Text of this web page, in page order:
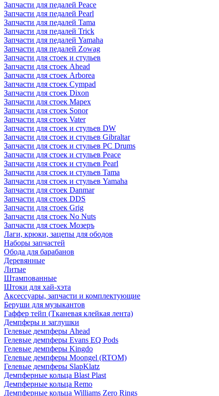
Запчасти для педалей Peace
Запчасти для педалей Pearl
Запчасти для педалей Tama
Запчасти для педалей Trick
Запчасти для педалей Yamaha
Запчасти для педалей Zowag
Запчасти для стоек и стульев
Запчасти для стоек Ahead
Запчасти для стоек Arborea
Запчасти для стоек Cympad
Запчасти для стоек Dixon
Запчасти для стоек Mapex
Запчасти для стоек Sonor
Запчасти для стоек Vater
Запчасти для стоек и стульев DW
Запчасти для стоек и стульев Gibraltar
Запчасти для стоек и стульев PC Drums
Запчасти для стоек и стульев Peace
Запчасти для стоек и стульев Pearl
Запчасти для стоек и стульев Tama
Запчасти для стоек и стульев Yamaha
Запчасти для стоек Danmar
Запчасти для стоек DDS
Запчасти для стоек Grig
Запчасти для стоек No Nuts
Запчасти для стоек Мозеръ
Лаги, крюки, зацепы для ободов
Наборы запчастей
Обода для барабанов
Деревянные
Литые
Штампованные
Штоки для хай-хэта
Аксессуары, запчасти и комплектующие
Беруши для музыкантов
Гаффер тейп (Тканевая клейкая лента)
Демпферы и заглушки
Гелевые демпферы Ahead
Гелевые демпферы Evans EQ Pods
Гелевые демпферы Kingdo
Гелевые демпферы Moongel (RTOM)
Гелевые демпферы SlapKlatz
Демпферные кольца Blast Plast
Демпферные кольца Remo
Демпферные кольца Williams Zero Rings